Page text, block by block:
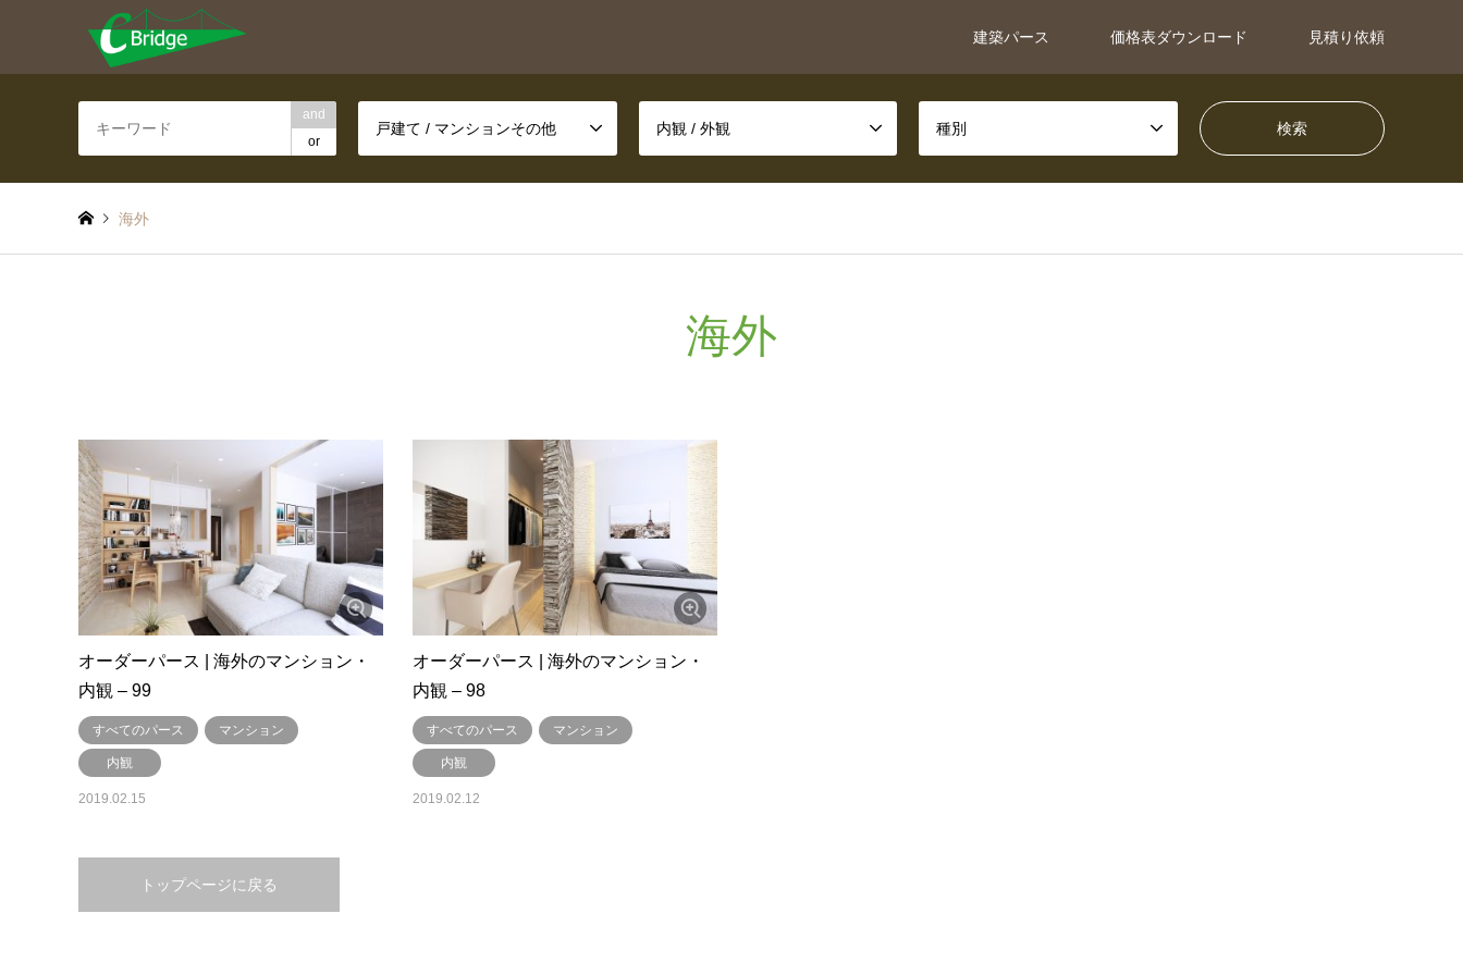
建築パース 価格表ダウンロード 見積り依頼
and
or
戸建て / マンションその他 内観 / 外観 種別
海外
海外
オーダーパース | 海外のマンション・
内観 – 99
すべてのパース マンション
内観
2019.02.15
オーダーパース | 海外のマンション・
内観 – 98
すべてのパース マンション
内観
2019.02.12
トップページに戻る